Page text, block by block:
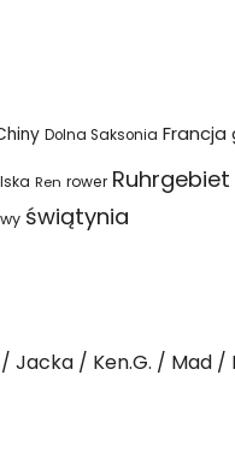
Dolna Saksonia Francja
Ren rower Ruhrgebiet
świątynia
Jacka Ken.G. Mad